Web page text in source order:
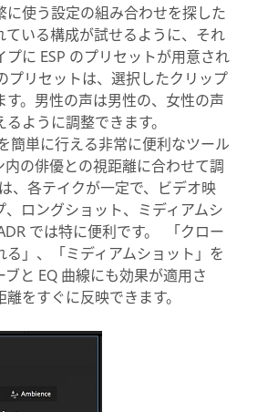
に使う設定の組み合わせを探した
ている構成が試せるように、それ
に ESP のプリセットが用意され
プリセットは、選択したクリップ
す。男性の声は男性の、女性の声
ように調整できます。
簡単に行える非常に便利なツール
内の俳優との視距離に合わせて調
、各テイクが一定で、ビデオ映
ロングショット、ミディアムシ
では特に便利です。 「クロー
る」、「ミディアムショット」を
と EQ 曲線にも効果が適用さ
をすぐに反映できます。